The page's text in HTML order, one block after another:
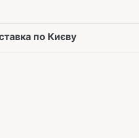
по Києву